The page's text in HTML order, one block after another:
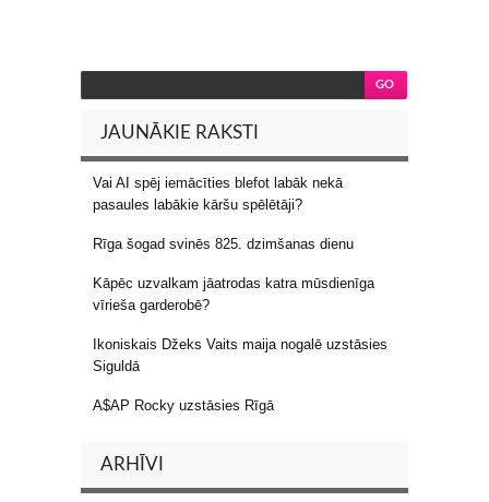
JAUNĀKIE RAKSTI
Vai AI spēj iemācīties blefot labāk nekā
pasaules labākie kāršu spēlētāji?
Rīga šogad svinēs 825. dzimšanas dienu
Kāpēc uzvalkam jāatrodas katra mūsdienīga
vīrieša garderobē?
Ikoniskais Džeks Vaits maija nogalē uzstāsies
Siguldā
A$AP Rocky uzstāsies Rīgā
ARHĪVI